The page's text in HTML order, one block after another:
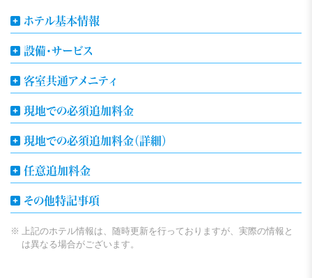
ホテル基本情報
設備・サービス
客室共通アメニティ
現地での必須追加料金
現地での必須追加料金（詳細）
任意追加料金
その他特記事項
上記のホテル情報は、随時更新を行っておりますが、実際の情報と
は異なる場合がございます。